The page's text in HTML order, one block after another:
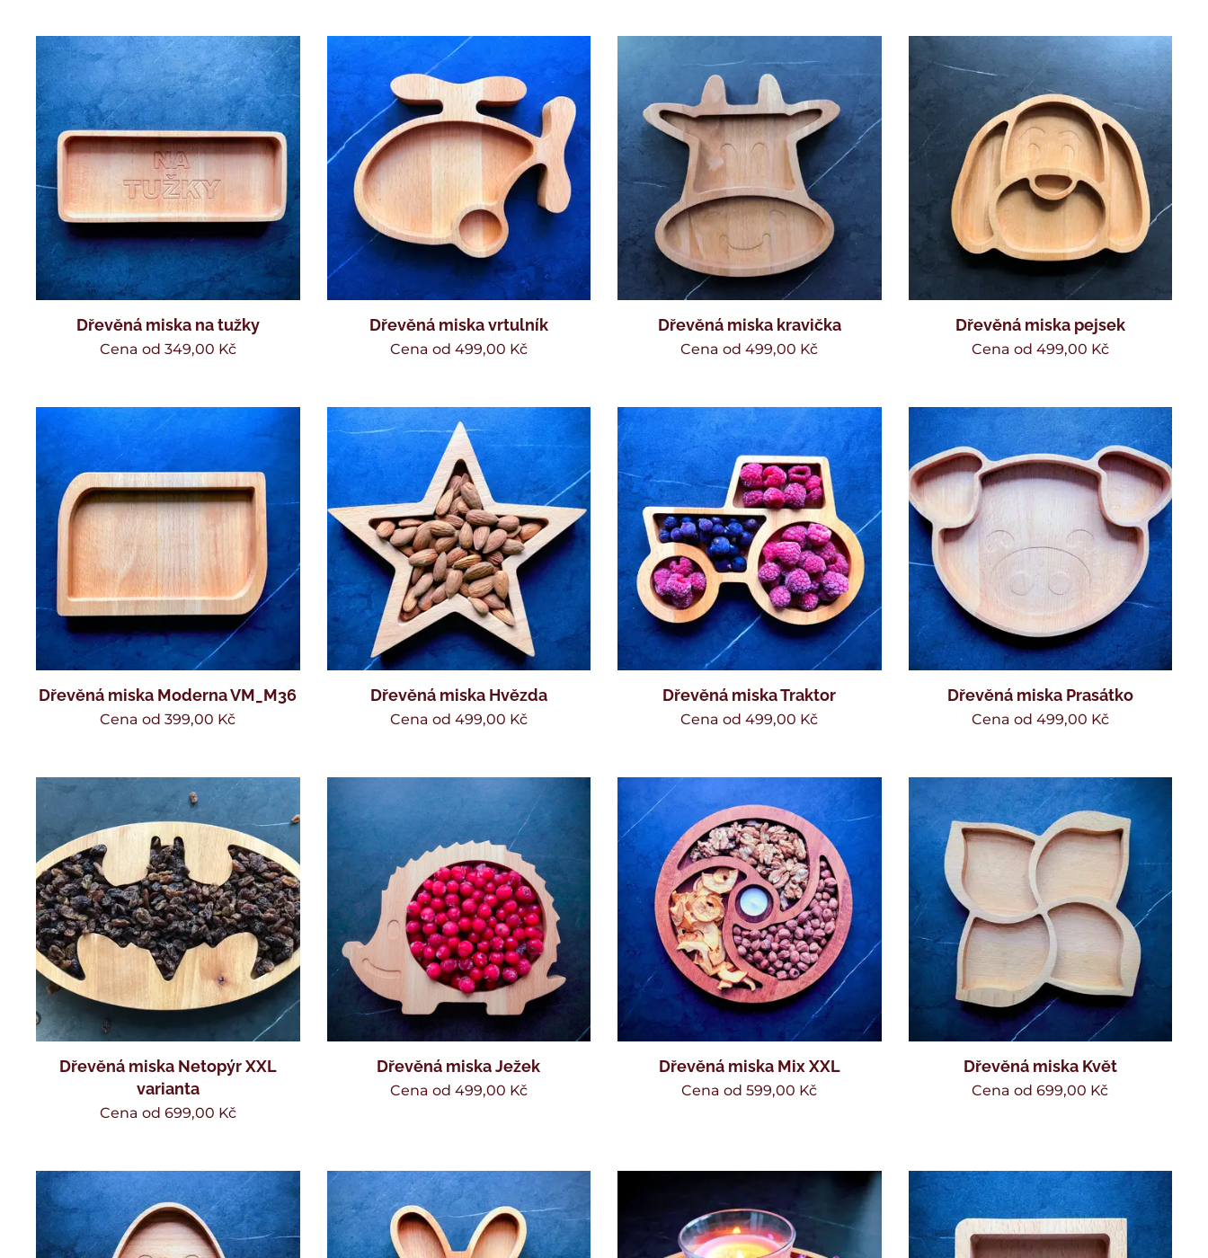
Dřevěná miska na tužky
Cena od 349,00 Kč
Dřevěná miska vrtulník
Cena od 499,00 Kč
Dřevěná miska kravička
Cena od499,00 Kč
Dřevěná miska pejsek
Cena od 499,00 Kč
Dřevěná miska Moderna VM_M36
Cena od399,00 Kč
Dřevěná miska Hvězda
Cena od 499,00 Kč
Dřevěná miska Traktor
Cena od499,00 Kč
Dřevěná miska Prasátko
Cena od 499,00 Kč
Dřevěná miska Netopýr XXL
varianta
Cena od 699,00 Kč
Dřevěná miska Ježek
Cena od 499,00 Kč
Dřevěná miska Mix XXL
Cena od599,00 Kč
Dřevěná miska Květ
Cena od699,00 Kč